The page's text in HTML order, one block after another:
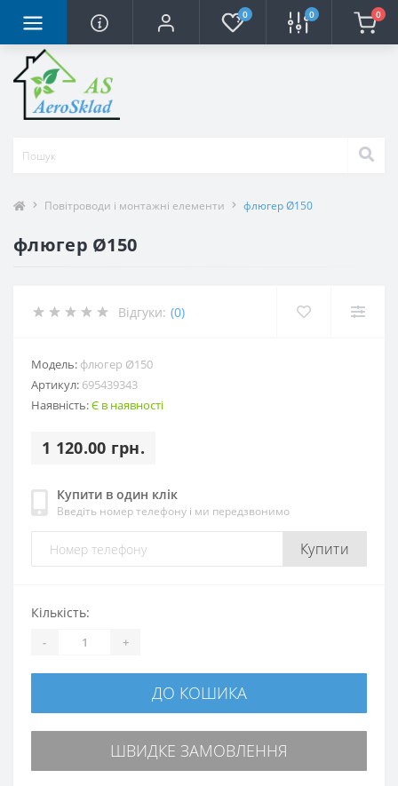
0 0 0
Повітроводи і монтажні елементи флюгер Ø150
флюгер Ø150
Відгуки: (0)
Модель: флюгер Ø150
Артикул: 695439343
Наявність:Є в наявності
1 120.00 грн.
Купити в один клік
Введіть номер телефону і ми передзвонимо
Купити
Кількість:
- +
ДО КОШИКА
ШВИДКЕ ЗАМОВЛЕННЯ